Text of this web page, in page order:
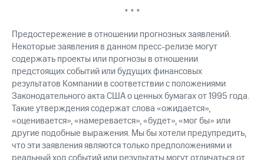
* * *
Предостережение в отношении прогнозных заявлений.
Некоторые заявления в данном пресс-релизе могут
содержать проекты или прогнозы в отношении
предстоящих событий или будущих финансовых
результатов Компании в соответствии с положениями
Законодательного акта США о ценных бумагах от 1995 года.
Такие утверждения содержат слова «ожидается»,
«оценивается», «намеревается», «будет», «мог бы» или
другие подобные выражения. Мы бы хотели предупредить,
что эти заявления являются только предположениями и